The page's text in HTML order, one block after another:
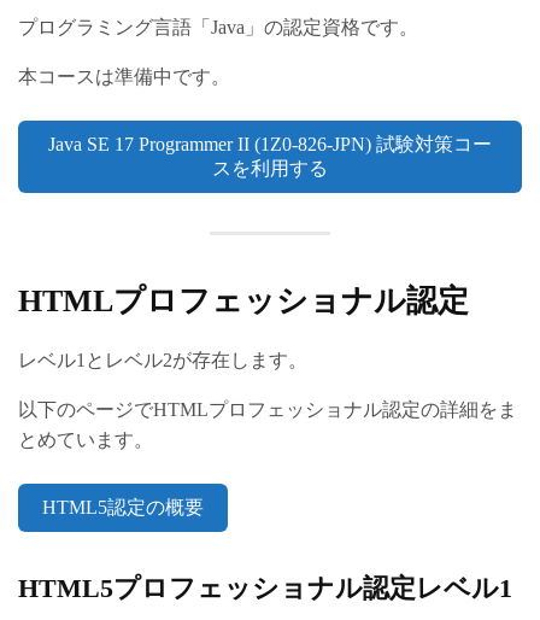
プログラミング言語「Java」の認定資格です。
本コースは準備中です。
Java SE 17 Programmer II (1Z0-826-JPN) 試験対策コー
スを利用する
HTMLプロフェッショナル認定
レベル1とレベル2が存在します。
以下のページでHTMLプロフェッショナル認定の詳細をま
とめています。
HTML5認定の概要
HTML5プロフェッショナル認定レベル1